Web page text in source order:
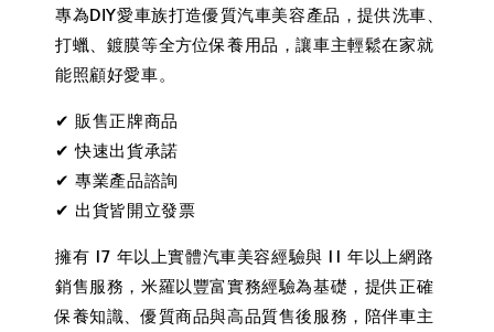
專為DIY愛車族打造優質汽車美容產品，提供洗車、
打蠟、鍍膜等全方位保養用品，讓車主輕鬆在家就
能照顧好愛車。
✔ 販售正牌商品
✔ 快速出貨承諾
✔ 專業產品諮詢
✔ 出貨皆開立發票
擁有 17 年以上實體汽車美容經驗與 11 年以上網路
銷售服務，米羅以豐富實務經驗為基礎，提供正確
保養知識、優質商品與高品質售後服務，陪伴車主